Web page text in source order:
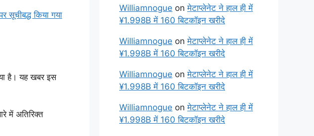
सूचीबद्ध किया गया
है। यह खबर इस
में अतिरिक्त
Williamnogue onमेटाप्लेनेट ने हाल ही में
¥1.998B में 160 बिटकॉइन खरीदे
Williamnogue onमेटाप्लेनेट ने हाल ही में
¥1.998B में 160 बिटकॉइन खरीदे
Williamnogue onमेटाप्लेनेट ने हाल ही में
¥1.998B में 160 बिटकॉइन खरीदे
Williamnogue onमेटाप्लेनेट ने हाल ही में
¥1.998B में 160 बिटकॉइन खरीदे